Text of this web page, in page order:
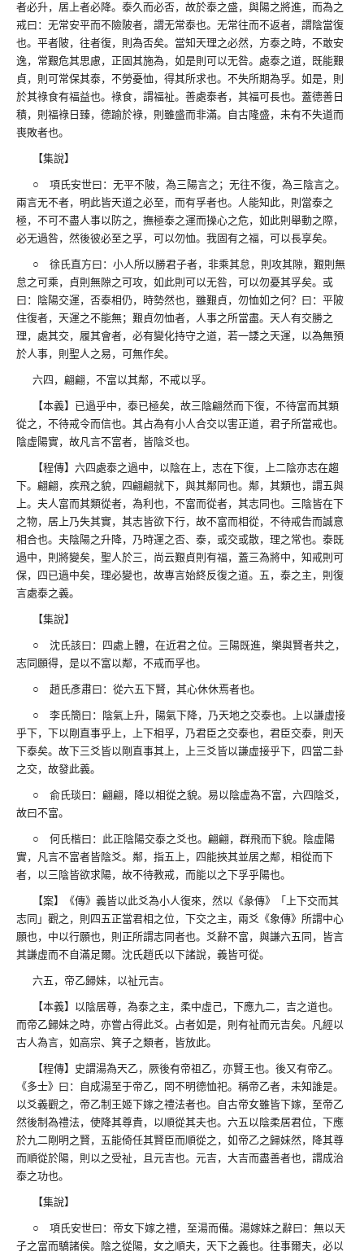
者必升，居上者必降。泰久而必否，故於泰之盛，與陽之將進，而為之
戒曰：无常安平而不險陂者，謂无常泰也。无常往而不返者，謂陰當復
也。平者陂，往者復，則為否矣。當知天理之必然，方泰之時，不敢安
逸，常艱危其思慮，正固其施為，如是則可以无咎。處泰之道，既能艱
貞，則可常保其泰，不勞憂恤，得其所求也。不失所期為孚。如是，則
於其祿食有福益也。祿食，謂福祉。善處泰者，其福可長也。蓋德善日
積，則福祿日臻，德踰於祿，則雖盛而非滿。自古隆盛，未有不失道而
喪敗者也。
【集說】
○ 項氏安世曰：无平不陂，為三陽言之；无往不復，為三陰言之。
兩言无不者，明此皆天道之必至，而有孚者也。人能知此，則當泰之
極，不可不盡人事以防之，撫極泰之運而操心之危，如此則舉動之際，
必无過咎，然後彼必至之孚，可以勿恤。我固有之福，可以長享矣。
○ 徐氏直方曰：小人所以勝君子者，非乘其怠，則攻其隙，艱則無
怠之可乘，貞則無隙之可攻，如此則可以无咎，可以勿憂其孚矣。或
曰：陰陽交運，否泰相仍，時勢然也，雖艱貞，勿恤如之何？曰：平陂
住復者，天運之不能無；艱貞勿恤者，人事之所當盡。天人有交勝之
理，處其交，履其會者，必有變化持守之道，若一諉之天運，以為無預
於人事，則聖人之易，可無作矣。
六四，翩翩，不富以其鄰，不戒以孚。
【本義】已過乎中，泰已極矣，故三陰翩然而下復，不待富而其類
從之，不待戒令而信也。其占為有小人合交以害正道，君子所當戒也。
陰虛陽實，故凡言不富者，皆陰爻也。
【程傳】六四處泰之過中，以陰在上，志在下復，上二陰亦志在趨
下。翩翩，疾飛之貌，四翩翩就下，與其鄰同也。鄰，其類也，謂五與
上。夫人富而其類從者，為利也，不富而從者，其志同也。三陰皆在下
之物，居上乃失其實，其志皆欲下行，故不富而相從，不待戒告而誠意
相合也。夫陰陽之升降，乃時運之否、泰，或交或散，理之常也。泰既
過中，則將變矣，聖人於三，尚云艱貞則有福，蓋三為將中，知戒則可
保，四已過中矣，理必變也，故專言始終反復之道。五，泰之主，則復
言處泰之義。
【集說】
○ 沈氏該曰：四處上體，在近君之位。三陽既進，樂與賢者共之，
志同願得，是以不富以鄰，不戒而孚也。
○ 趙氏彥肅曰：從六五下賢，其心休休焉者也。
○ 李氏簡曰：陰氣上升，陽氣下降，乃天地之交泰也。上以謙虛接
乎下，下以剛直事乎上，上下相孚，乃君臣之交泰也，君臣交泰，則天
下泰矣。故下三爻皆以剛直事其上，上三爻皆以謙虛接乎下，四當二卦
之交，故發此義。
○ 俞氏琰曰：翩翩，降以相從之貌。易以陰虛為不富，六四陰爻，
故曰不富。
○ 何氏楷曰：此正陰陽交泰之爻也。翩翩，群飛而下貌。陰虛陽
實，凡言不富者皆陰爻。鄰，指五上，四能挾其並居之鄰，相從而下
者，以三陰皆欲求陽，故不待教戒，而能以之下孚乎陽也。
【案】《傳》義皆以此爻為小人復來，然以《彖傳》「上下交而其
志同」觀之，則四五正當君相之位，下交之主，兩爻《象傳》所謂中心
願也，中以行願也，則正所謂志同者也。爻辭不富，與謙六五同，皆言
其謙虛而不自滿足爾。沈氏趙氏以下諸說，義皆可從。
六五，帝乙歸妹，以祉元吉。
【本義】以陰居尊，為泰之主，柔中虛己，下應九二，吉之道也。
而帝乙歸妹之時，亦嘗占得此爻。占者如是，則有祉而元吉矣。凡經以
古人為言，如高宗、箕子之類者，皆放此。
【程傳】史謂湯為天乙，厥後有帝祖乙，亦賢王也。後又有帝乙。
《多士》曰：自成湯至于帝乙，罔不明德恤祀。稱帝乙者，未知誰是。
以爻義觀之，帝乙制王姬下嫁之禮法者也。自古帝女雖皆下嫁，至帝乙
然後制為禮法，使降其尊貴，以順從其夫也。六五以陰柔居君位，下應
於九二剛明之賢，五能倚任其賢臣而順從之，如帝乙之歸妹然，降其尊
而順從於陽，則以之受祉，且元吉也。元吉，大吉而盡善者也，謂成治
泰之功也。
【集說】
○ 項氏安世曰：帝女下嫁之禮，至湯而備。湯嫁妹之辭曰：無以天
子之富而驕諸侯。陰之從陽，女之順夫，天下之義也。往事爾夫，必以